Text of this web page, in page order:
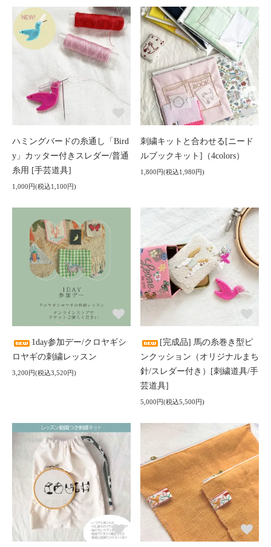
ハミングバードの糸通し「Bird
y」カッター付きスレダー/普通
糸用 [手芸道具]
1,000円(税込1,100円)
刺繍キットと合わせる[ニード
ルブックキット]（4colors）
1,800円(税込1,980円)
1day参加デー/クロヤギシ
ロヤギの刺繍レッスン
3,200円(税込3,520円)
[完成品] 馬の糸巻き型ピ
ンクッション（オリジナルまち
針/スレダー付き）[刺繍道具/手
芸道具]
5,000円(税込5,500円)